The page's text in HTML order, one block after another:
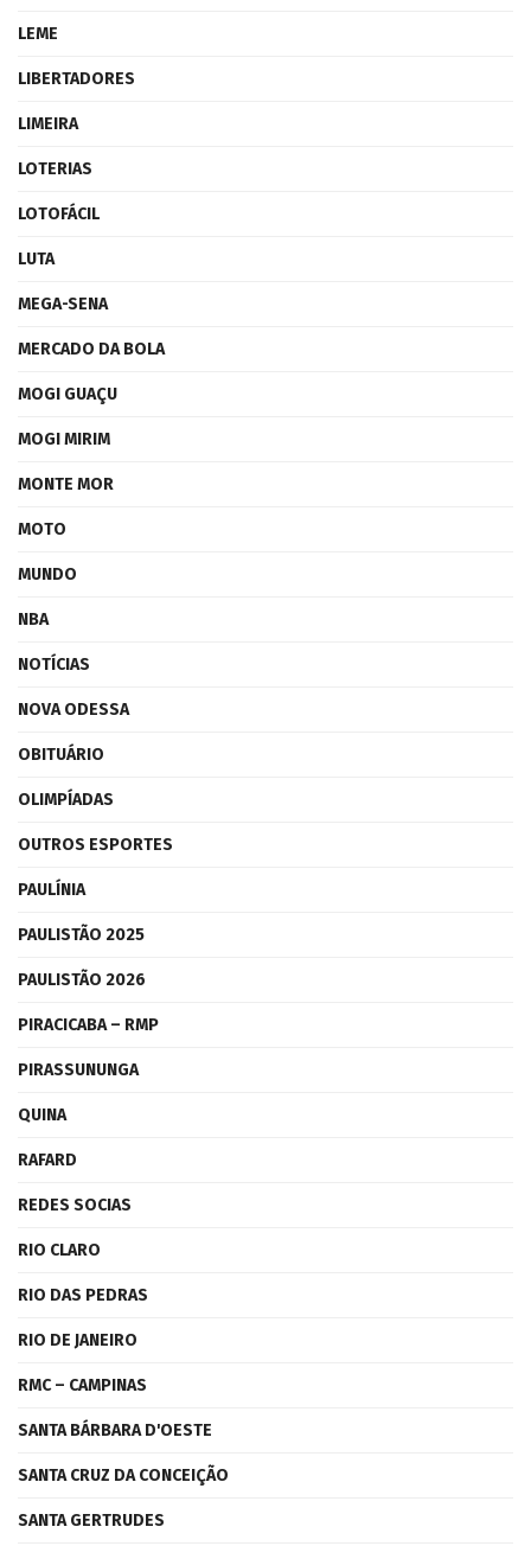
LEME
LIBERTADORES
LIMEIRA
LOTERIAS
LOTOFÁCIL
LUTA
MEGA-SENA
MERCADO DA BOLA
MOGI GUAÇU
MOGI MIRIM
MONTE MOR
MOTO
MUNDO
NBA
NOTÍCIAS
NOVA ODESSA
OBITUÁRIO
OLIMPÍADAS
OUTROS ESPORTES
PAULÍNIA
PAULISTÃO 2025
PAULISTÃO 2026
PIRACICABA – RMP
PIRASSUNUNGA
QUINA
RAFARD
REDES SOCIAS
RIO CLARO
RIO DAS PEDRAS
RIO DE JANEIRO
RMC – CAMPINAS
SANTA BÁRBARA D'OESTE
SANTA CRUZ DA CONCEIÇÃO
SANTA GERTRUDES